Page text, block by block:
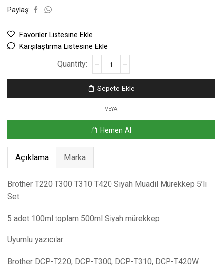
Paylaş:
Favoriler Listesine Ekle
Karşılaştırma Listesine Ekle
Sepete Ekle
VEYA
Hemen Al
Açıklama Marka
Brother T220 T300 T310 T420 Siyah Muadil Mürekkep 5’li
Set
5 adet 100ml toplam 500ml Siyah mürekkep
Uyumlu yazıcılar:
Brother DCP-T220, DCP-T300, DCP-T310, DCP-T420W